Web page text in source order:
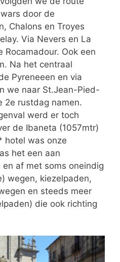
door de
Chalons en Troyes
Via Nevers en La
Rocamadour. Ook een
Na het centraal
Pyreneeen en via
we naar St.Jean-Pied-
2e rustdag namen.
werd er toch
de Ibaneta (1057mtr)
hotel was onze
het een aan
af met soms oneindig
wegen, kiezelpaden,
en steeds meer
die ook richting